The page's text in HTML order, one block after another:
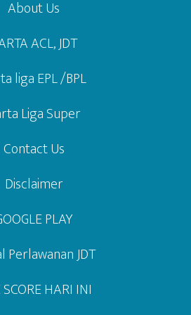
About Us
ACL, JDT
liga EPL /BPL
Liga Super
Contact Us
Disclaimer
PLAY
Perlawanan JDT
HARI INI